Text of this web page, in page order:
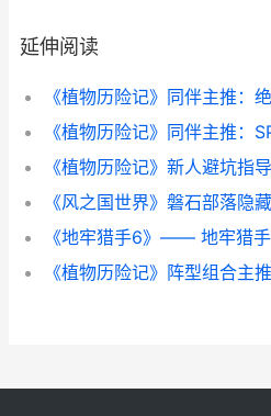
延伸阅读
《地牢猎手6》—— 地牢猎